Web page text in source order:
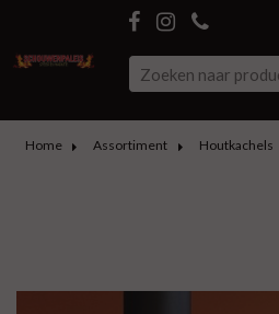
Home Assortiment Houtkachels